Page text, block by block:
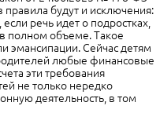
правила будут и исключения:
речь идет о подростках,
полном объеме. Такое
эмансипации. Сейчас детям
любые финансовые
эти требования
не только нередко
деятельность, в том